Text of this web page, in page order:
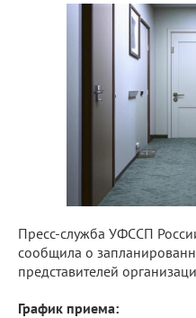
Пресс-служба УФССП
сообщила о
представителей
График приема: